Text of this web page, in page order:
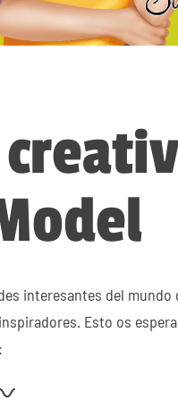
interesantes del mundo
Esto os